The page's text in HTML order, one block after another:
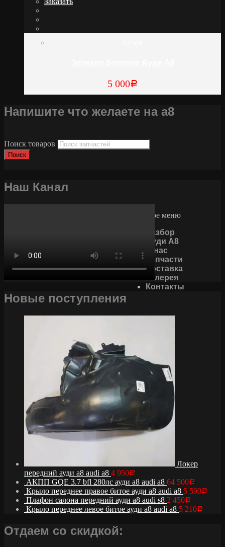
Основное меню
Разбор
Ауди А8
О нас
Запчасти
Доставка
Галерея
Контакты
5 000Р
Напишите что желаете на а8
Поиск товаров
Поиск
Наш Канал
Новые поступления
Локер
передний ауди а8 audi a8 4 950Р
АКПП GQE 3.7 bfl 280лс ауди а8 audi a8 64 500Р
Крыло переднее правое битое ауди а8 audi a8 5 590Р
Плафон салона передний ауди а8 audi s8 2 450Р
Крыло переднее левое битое ауди а8 audi a8 5 210Р
Отдаем со скидкой: